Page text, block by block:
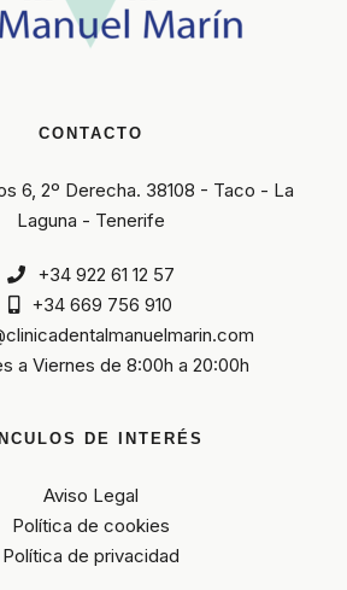
CONTACTO
6, 2º Derecha. 38108 - Taco - La
Laguna - Tenerife
+34 922 61 12 57
+34 669 756 910
a Viernes de 8:00h a 20:00h
DE INTERÉS
Aviso Legal
Política de cookies
Política de privacidad